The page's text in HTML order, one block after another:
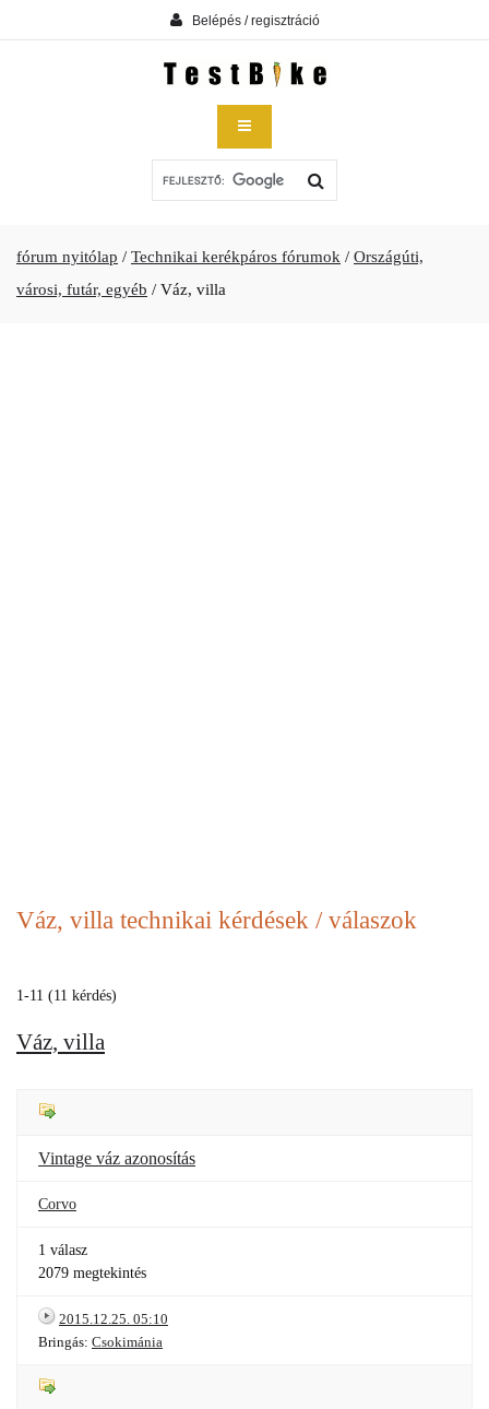
Belépés / regisztráció
fórum nyitólap / Technikai kerékpáros fórumok / Országúti,
városi, futár, egyéb / Váz, villa
Váz, villa technikai kérdések / válaszok
1-11 (11 kérdés)
Váz, villa
Vintage váz azonosítás
Corvo
1 válasz
2079 megtekintés
2015.12.25. 05:10
Bringás: Csokimánia